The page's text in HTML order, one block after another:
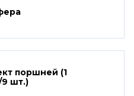
поршней (1
9 шт.)